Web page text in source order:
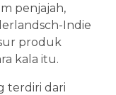
penjajah,
Indie
produk
kala itu.
terdiri dari